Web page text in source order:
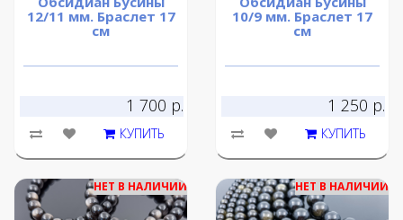
12/11 мм. Браслет 17
см
1 700 р.
КУПИТЬ
10/9 мм. Браслет 17
см
1 250 р.
КУПИТЬ
НЕТ В НАЛИЧИИ НЕТ В НАЛИЧИИ